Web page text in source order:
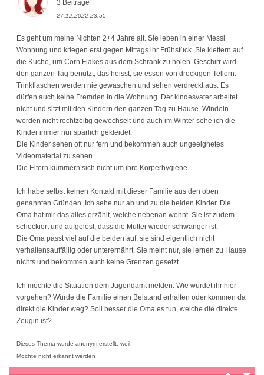
3 Beiträge
27.12.2022 23:55
Es geht um meine Nichten 2+4 Jahre alt. Sie leben in einer Messi
Wohnung und kriegen erst gegen Mittags ihr Frühstück. Sie klettern auf
die Küche, um Corn Flakes aus dem Schrank zu holen. Geschirr wird
den ganzen Tag benutzt, das heisst, sie essen von dreckigen Tellern.
Trinkflaschen werden nie gewaschen und sehen verdreckt aus. Es
dürfen auch keine Fremden in die Wohnung. Der kindesvater arbeitet
nicht und sitzt mit den Kindern den ganzen Tag zu Hause. Windeln
werden nicht rechtzeitig gewechselt und auch im Winter sehe ich die
Kinder immer nur spärlich gekleidet.
Die Kinder sehen oft nur fern und bekommen auch ungeeignetes
Videomaterial zu sehen.
Die Eltern kümmern sich nicht um ihre Körperhygiene.
Ich habe selbst keinen Kontakt mit dieser Familie aus den oben
genannten Gründen. Ich sehe nur ab und zu die beiden Kinder. Die
Oma hat mir das alles erzählt, welche nebenan wohnt. Sie ist zudem
schockiert und aufgelöst, dass die Mutter wieder schwanger ist.
Die Oma passt viel auf die beiden auf, sie sind eigentlich nicht
verhaltensauffällig oder unterernährt. Sie meint nur, sie lernen zu Hause
nichts und bekommen auch keine Grenzen gesetzt.
Ich möchte die Situation dem Jugendamt melden. Wie würdet ihr hier
vorgehen? Würde die Familie einen Beistand erhalten oder kommen da
direkt die Kinder weg? Soll besser die Oma es tun, welche die direkte
Zeugin ist?
Dieses Thema wurde anonym erstellt, weil:
Möchte nicht erkannt werden